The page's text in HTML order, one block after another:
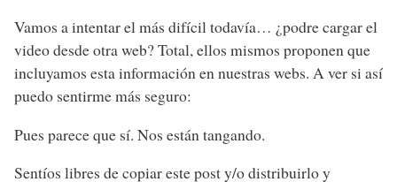
Vamos a intentar el más difícil todavía… ¿podre cargar el
video desde otra web? Total, ellos mismos proponen que
incluyamos esta información en nuestras webs. A ver si así
puedo sentirme más seguro:
Pues parece que sí. Nos están tangando.
Sentíos libres de copiar este post y/o distribuirlo y